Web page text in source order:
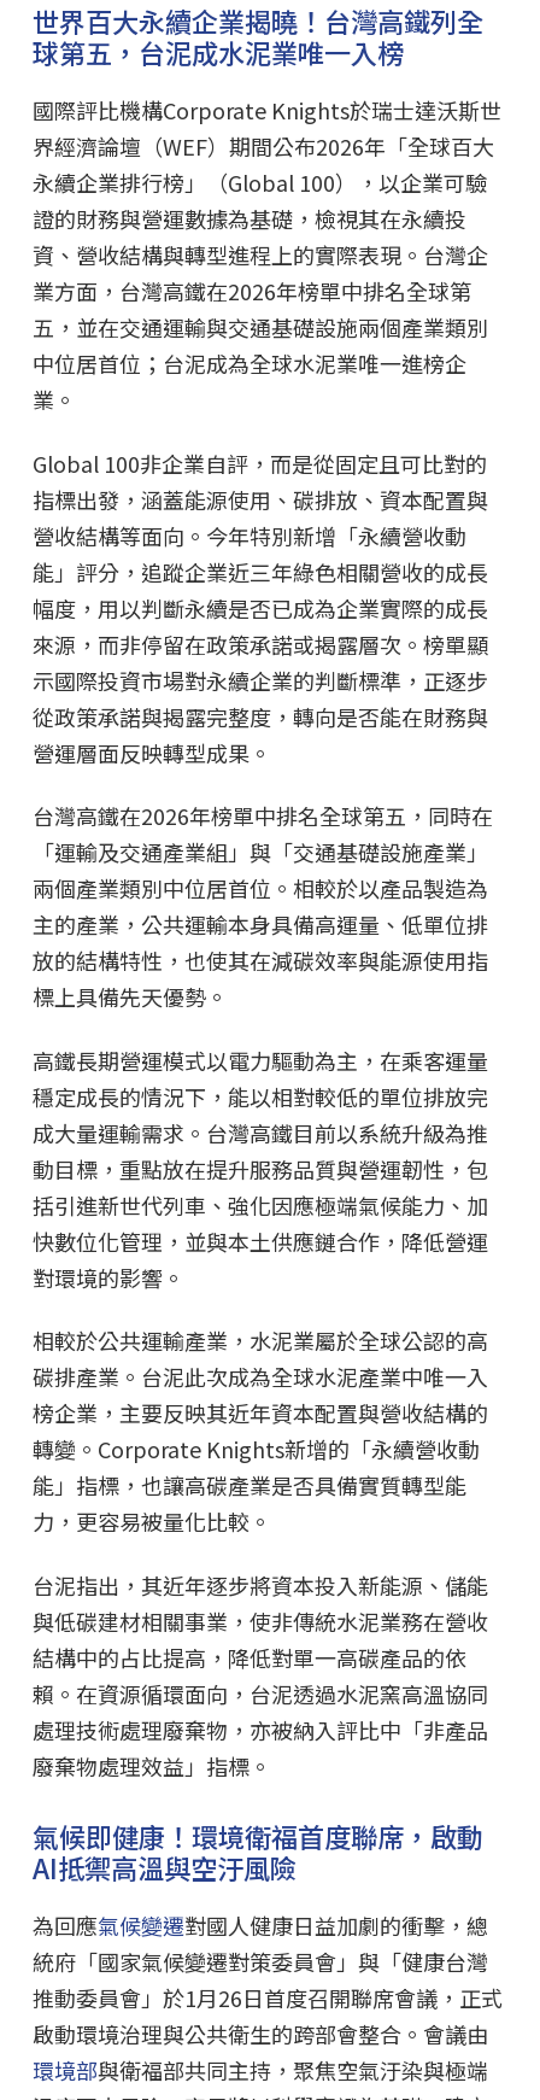
世界百大永續企業揭曉！台灣高鐵列全
球第五，台泥成水泥業唯一入榜
國際評比機構Corporate Knights於瑞士達沃斯世
界經濟論壇（WEF）期間公布2026年「全球百大
永續企業排行榜」（Global 100），以企業可驗
證的財務與營運數據為基礎，檢視其在永續投
資、營收結構與轉型進程上的實際表現。台灣企
業方面，台灣高鐵在2026年榜單中排名全球第
五，並在交通運輸與交通基礎設施兩個產業類別
中位居首位；台泥成為全球水泥業唯一進榜企
業。
Global 100非企業自評，而是從固定且可比對的
指標出發，涵蓋能源使用、碳排放、資本配置與
營收結構等面向。今年特別新增「永續營收動
能」評分，追蹤企業近三年綠色相關營收的成長
幅度，用以判斷永續是否已成為企業實際的成長
來源，而非停留在政策承諾或揭露層次。榜單顯
示國際投資市場對永續企業的判斷標準，正逐步
從政策承諾與揭露完整度，轉向是否能在財務與
營運層面反映轉型成果。
台灣高鐵在2026年榜單中排名全球第五，同時在
「運輸及交通產業組」與「交通基礎設施產業」
兩個產業類別中位居首位。相較於以產品製造為
主的產業，公共運輸本身具備高運量、低單位排
放的結構特性，也使其在減碳效率與能源使用指
標上具備先天優勢。
高鐵長期營運模式以電力驅動為主，在乘客運量
穩定成長的情況下，能以相對較低的單位排放完
成大量運輸需求。台灣高鐵目前以系統升級為推
動目標，重點放在提升服務品質與營運韌性，包
括引進新世代列車、強化因應極端氣候能力、加
快數位化管理，並與本土供應鏈合作，降低營運
對環境的影響。
相較於公共運輸產業，水泥業屬於全球公認的高
碳排產業。台泥此次成為全球水泥產業中唯一入
榜企業，主要反映其近年資本配置與營收結構的
轉變。Corporate Knights新增的「永續營收動
能」指標，也讓高碳產業是否具備實質轉型能
力，更容易被量化比較。
台泥指出，其近年逐步將資本投入新能源、儲能
與低碳建材相關事業，使非傳統水泥業務在營收
結構中的占比提高，降低對單一高碳產品的依
賴。在資源循環面向，台泥透過水泥窯高溫協同
處理技術處理廢棄物，亦被納入評比中「非產品
廢棄物處理效益」指標。
氣候即健康！環境衛福首度聯席，啟動
AI抵禦高溫與空汙風險
為回應氣候變遷對國人健康日益加劇的衝擊，總
統府「國家氣候變遷對策委員會」與「健康台灣
推動委員會」於1月26日首度召開聯席會議，正式
啟動環境治理與公共衛生的跨部會整合。會議由
環境部與衛福部共同主持，聚焦空氣汙染與極端